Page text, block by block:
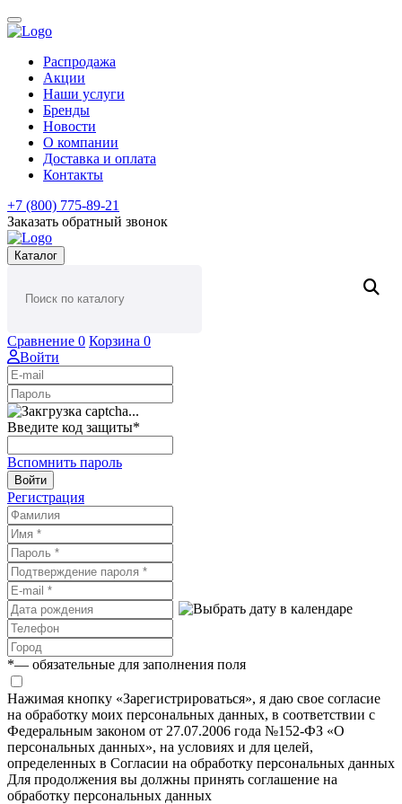
Распродажа
Акции
Наши услуги
Бренды
Новости
О компании
Доставка и оплата
Контакты
+7 (800) 775-89-21
Заказать обратный звонок
Каталог
Сравнение 0 Корзина 0
Войти
Введите код защиты*
Вспомнить пароль
Войти
Регистрация
*— обязательные для заполнения поля
Нажимая кнопку «Зарегистрироваться», я даю свое согласие
на обработку моих персональных данных, в соответствии с
Федеральным законом от 27.07.2006 года №152-ФЗ «О
персональных данных», на условиях и для целей,
определенных в Согласии на обработку персональных данных
Для продолжения вы должны принять соглашение на
обработку персональных данных